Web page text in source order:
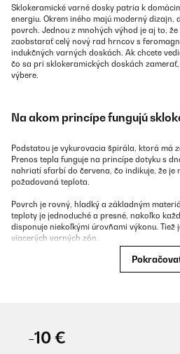
Sklokeramické varné dosky patria k
energiu. Okrem iného majú moderný
povrch. Jednou z mnohých výhod je aj to,
zaobstarať celý nový rad hrncov s
indukčných varných doskách. Ak chcete
čo sa pri sklokeramických doskách
výbere.
Na akom princípe fungujú
Podstatou je vykurovacia špirála, ktorá má
Prenos tepla funguje na princípe dotyku s
nahriatí sfarbí do červena, čo indikuje, že je
požadovaná teplota.
Povrch je rovný, hladký a základným
teploty je jednoduché a presné, nakoľko
disponuje niekoľkými úrovňami výkonu. Tiež
viacerých varných zón.
varná doska.
-10 €